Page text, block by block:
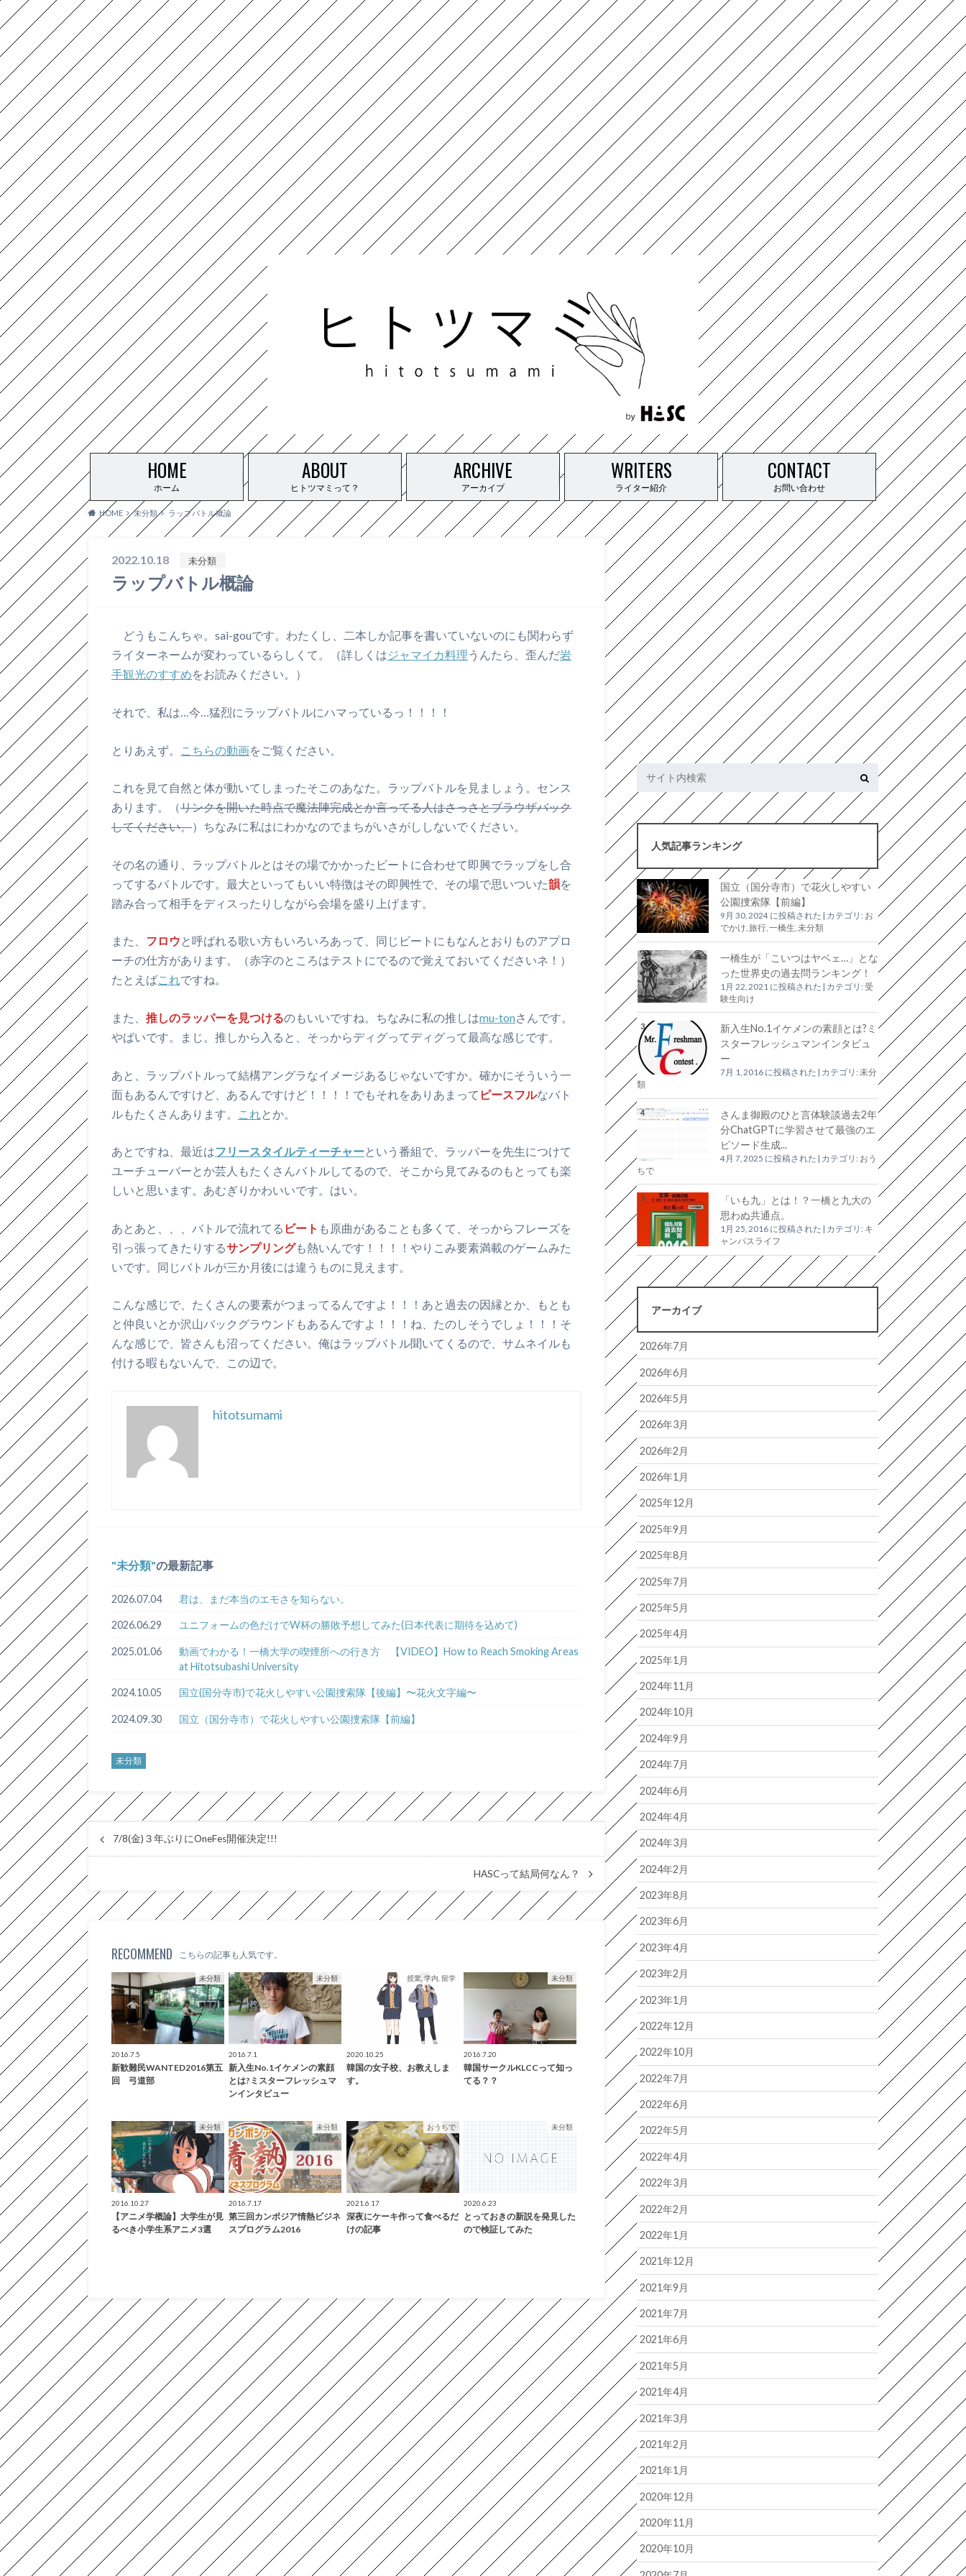
ホーム
HOME
ヒトツマミって？
ABOUT
アーカイブ
ARCHIVE
ライター紹介
WRITERS
お問い合わせ
CONTACT
HOME 未分類 ラップバトル概論
2022.10.18 未分類
ラップバトル概論
どうもこんちゃ。sai-gouです。わたくし、二本しか記事を書いていないのにも関わらず
ライターネームが変わっているらしくて。（詳しくはジャマイカ料理 うんたら、歪んだ岩
手観光のすすめをお読みください。）
それで、私は…今…猛烈にラップバトルにハマっているっ！！！！
とりあえず。 こちらの動画をご覧ください。
これを見て自然と体が動いてしまったそこのあなた。ラップバトルを見ましょう。センス
あります。（リンクを開いた時点で魔法陣完成とか言ってる人はさっさとブラウザバック
してください。）ちなみに私はにわかなのでまちがいさがししないでください。
その名の通り、ラップバトルとはその場でかかったビートに合わせて即興でラップをし合
ってするバトルです。最大といってもいい特徴はその即興性で、その場で思いついた韻を
踏み合って相手をディスったりしながら会場を盛り上げます。
また、 フロウ と呼ばれる歌い方もいろいろあって、同じビートにもなんとおりものアプロ
ーチの仕方があります。（赤字のところはテストにでるので覚えておいてくださいネ！）
たとえばこれですね。
また、 推しのラッパーを見つけるのもいいですね。ちなみに私の推しはmu-tonさんです。
やばいです。まじ。推しから入ると、そっからディグってディグって最高な感じです。
あと、ラップバトルって結構アングラなイメージあるじゃないですか。確かにそういう一
面もあるんですけど、あるんですけど！！！！でもそれをありあまって ピースフルなバト
ルもたくさんあります。
これ とか。
あとですね、最近はフリースタイルティーチャーという番組で、ラッパーを先生につけて
ユーチューバーとか芸人もたくさんバトルしてるので、そこから見てみるのもとっても楽
しいと思います。あむぎりかわいいです。はい。
あとあと、、、バトルで流れてる ビート も原曲があることも多くて、そっからフレーズを
引っ張ってきたりするサンプリングも熱いんです！！！！やりこみ要素満載のゲームみた
いです。同じバトルが三か月後には違うものに見えます。
こんな感じで、たくさんの要素がつまってるんですよ！！！あと過去の因縁とか、もとも
と仲良いとか沢山バックグラウンドもあるんですよ！！！ね、たのしそうでしょ！！！そ
んな感じで、皆さんも沼ってください。俺はラップバトル聞いてくるので、サムネイルも
付ける暇もないんで、この辺で。
hitotsumami
未分類 の最新記事
2026.07.04 君は、まだ本当のエモさを知らない。
2026.06.29 ユニフォームの色だけでW杯の勝敗予想してみた(日本代表に期待を込めて)
2025.01.06
動画でわかる！一橋大学の喫煙所への行き方 【VIDEO】How to Reach Smoking Areas
at Hitotsubashi University
2024.10.05 国立(国分寺市)で花火しやすい公園捜索隊【後編】〜花火文字編〜
2024.09.30 国立（国分寺市）で花火しやすい公園捜索隊【前編】
未分類
7/8(金)３年ぶりにOneFes開催決定!!!
HASCって結局何なん？
RECOMMEND こちらの記事も人気です。
未分類
2016.7.5
新歓難民WANTED2016第五
回 弓道部
未分類
2016.7.1
新入生No.1イケメンの素顔
とは?ミスターフレッシュマ
ンインタビュー
授業, 学内, 留学
2020.10.25
韓国の女子校、お教えしま
す。
未分類
2016.7.20
韓国サークルKLCCって知っ
てる？？
未分類
2016.10.27
【アニメ学概論】大学生が見
るべき小学生系アニメ3選
未分類
2016.7.17
第三回カンボジア情熱ビジネ
スプログラム2016
おうちで
2021.6.17
深夜にケーキ作って食べるだ
けの記事
未分類
2020.6.23
とっておきの新説を発見した
ので検証してみた
人気記事ランキング
国立（国分寺市）で花火しやすい
公園捜索隊【前編】
9月 30, 2024 に投稿された | カテゴリ: お
でかけ, 旅行 一橋生 未分類
一橋生が「こいつはヤベェ…」とな
った世界史の過去問ランキング！
1月 22, 2021 に投稿された | カテゴリ: 受
験生向け
新入生No.1イケメンの素顔とは?ミ
スターフレッシュマンインタビュ
ー
7月 1, 2016 に投稿された カテゴリ: 未分
類
さんま御殿のひと言体験談過去2年
分ChatGPTに学習させて最強のエ
ピソード生成...
4月 7, 2025 に投稿された | カテゴリ: おう
ちで
「いも九」とは！？一橋と九大の
思わぬ共通点。
1月 25, 2016 に投稿された カテゴリ: キ
ャンパスライフ
アーカイブ
2026年7月
2026年6月
2026年5月
2026年3月
2026年2月
2026年1月
2025年12月
2025年9月
2025年8月
2025年7月
2025年5月
2025年4月
2025年1月
2024年11月
2024年10月
2024年9月
2024年7月
2024年6月
2024年4月
2024年3月
2024年2月
2023年8月
2023年6月
2023年4月
2023年2月
2023年1月
2022年12月
2022年10月
2022年7月
2022年6月
2022年5月
2022年4月
2022年3月
2022年2月
2022年1月
2021年12月
2021年9月
2021年7月
2021年6月
2021年5月
2021年4月
2021年3月
2021年2月
2021年1月
2020年12月
2020年11月
2020年10月